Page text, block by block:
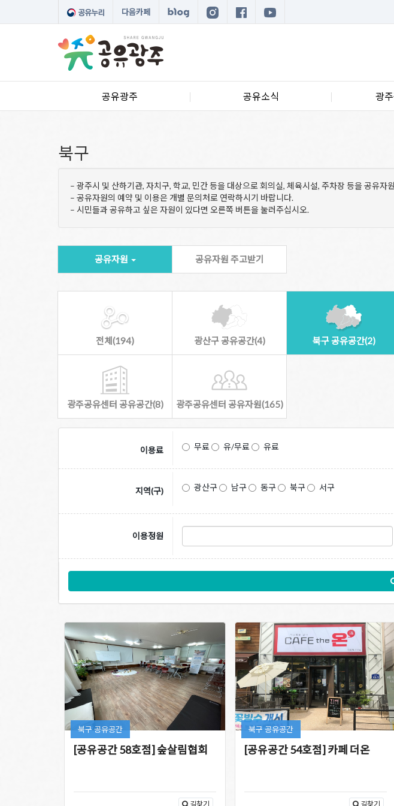
다음카페
공유광주 공유소식 광
북구
– 광주시 및 산하기관, 자치구, 학교, 민간 등을 대상으로 회의실, 체육시설, 주차장 등을 공유자
– 공유자원의 예약 및 이용은 개별 문의처로 연락하시기 바랍니다.
– 시민들과 공유하고 싶은 자원이 있다면 오른쪽 버튼을 눌러주십시오.
공유자원 공유자원 주고받기
전체(194) 광산구 공유공간(4) 북구 공유공간(2)
광주공유센터 공유공간(8) 광주공유센터 공유자원(165)
이용료 무료 유/무료 유료
지역(구) 광산구 남구 동구 북구 서구
이용정원
북구 공유공간
[공유공간 58호점] 숲살림협회
길찾기
북구 공유공간
[공유공간 54호점] 카페 더온
길찾기